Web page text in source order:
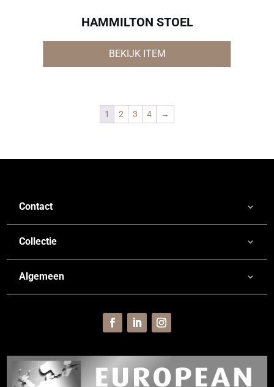
HAMMILTON STOEL
BEKIJK ITEM
1 2 3 4 →
Contact
Collectie
Algemeen